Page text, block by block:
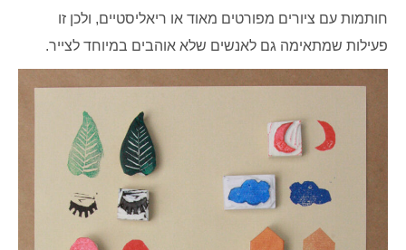
חותמות עם ציורים מפורטים מאוד או ריאליסטיים, ולכן זו
פעילות שמתאימה גם לאנשים שלא אוהבים במיוחד לצייר.